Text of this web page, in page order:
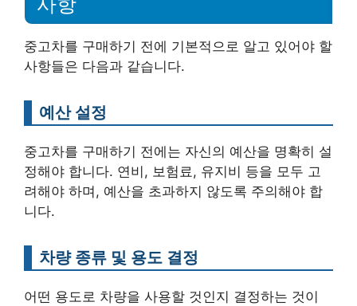
중고차를 구매하기 전에 기본적으로 알고 있어야 할
사항들은 다음과 같습니다.
예산 설정
중고차를 구매하기 전에는 자신의 예산을 명확히 설
정해야 합니다. 연비, 보험료, 유지비 등을 모두 고
려해야 하며, 예산을 초과하지 않도록 주의해야 합
니다.
차량 종류 및 용도 결정
어떤 용도로 차량을 사용할 것인지 결정하는 것이